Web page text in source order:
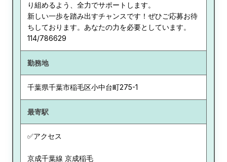
り組めるよう、全力でサポートします。
新しい一歩を踏み出すチャンスです！ぜひご応募お待
ちしております。あなたの力を必要としています。
114/786629
勤務地
千葉県千葉市稲毛区小中台町275-1
最寄駅
✅アクセス
京成千葉線 京成稲毛